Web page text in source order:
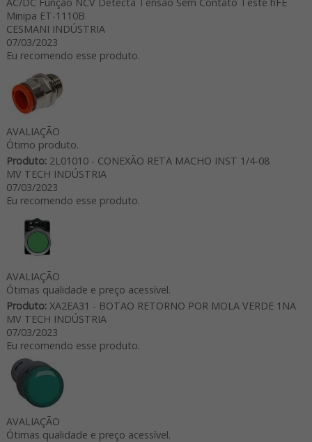
Minipa ET-1110B
CESMANI INDÚSTRIA
07/03/2023
Eu recomendo esse produto.
AVALIAÇÃO
Ótimo produto.
Produto:2L01010 - CONEXÃO RETA MACHO INST 1/4-08
MV TECH INDÚSTRIA
07/03/2023
Eu recomendo esse produto.
AVALIAÇÃO
Ótimas qualidade e preço acessível.
Produto:XA2EA31 - BOTAO RETORNO POR MOLA VERDE 1NA
MV TECH INDÚSTRIA
07/03/2023
Eu recomendo esse produto.
AVALIAÇÃO
Ótimas qualidade e preço acessível.